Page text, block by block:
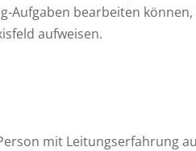
Aufgaben bearbeiten
aufweisen.
mit Leitungserfahrung